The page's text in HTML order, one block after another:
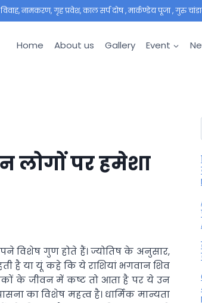
नामकरण, गृह प्रवेश, काल सर्प दोष , मार्कण्डेय पूजा , गुरु
Home About us Gallery Event
लोगों पर हमेशा
विशेष गुण होते हैं। ज्योतिष के अनुसार,
है या यूं कहे कि ये राशियां भगवान शिव
के जीवन में कष्ट तो आता है पर ये उन
का विशेष महत्व है। धार्मिक मान्यता